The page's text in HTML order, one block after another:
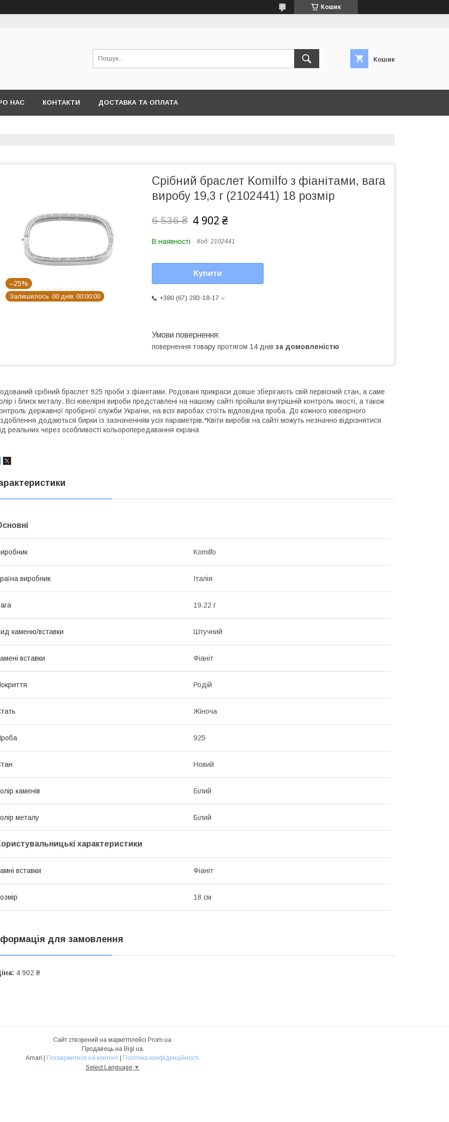
Кошик
Кошик
НАС КОНТАКТИ ДОСТАВКА ТА ОПЛАТА
–25%
Залишилось 00 днів 00 00 00
Срібний браслет Komilfo з фіанітами, вага
виробу 19,3 г (2102441) 18 розмір
6 536 ₴ 4 902 ₴
В наявності Код: 2102441
Купити
+380 (67) 283-18-17
повернення товару протягом 14 днів за домовленістю
срібний браслет 925 проби з фіанітами. Родовані прикраси довше зберігають свій первісний стан, а саме
і блиск металу. Всі ювелірні вироби представлені на нашому сайті пройшли внутрішній контроль якості, а також
державної пробірної служби України, на всіх виробах стоїть відповідна проба. До кожного ювелірного
додаються бирки із зазначенням усіх параметрів.*Квіти виробів на сайті можуть незначно відрізнятися
реальних через особливості кольоропередавання екрана
Komilfo
виробник Італія
19.22 г
каменю/вставки Штучний
вставки Фіаніт
Родій
Жіноча
925
Новий
каменів Білий
металу Білий
характеристики
вставки Фіаніт
18 см
для замовлення
4 902 ₴
Сайт створений на маркетплейсі Prom.ua
Продавець на Bigl.ua
Amari | Поскаржитися на контент | Політика конфіденційності
Select Language ▼